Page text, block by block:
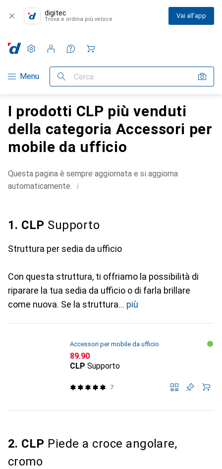
digitec
Trova e ordina più veloce Vai all'app
Categoria Navigazione
Menu Cerca
Impostazioni
Conto cliente
Liste di confronto
Liste dei desideri
Carrello
I prodotti CLP più venduti
della categoria Accessori per
mobile da ufficio
Questa pagina è sempre aggiornata e si aggiorna
automaticamente. i
1. CLP Supporto
Struttura per sedia da ufficio
Con questa struttura, ti offriamo la possibilità di
riparare la tua sedia da ufficio o di farla brillare
come nuova. Se la struttura
più
Accessori per mobile da ufficio
CHF
89.90
CLP Supporto
7
2. CLP Piede a croce angolare,
cromo